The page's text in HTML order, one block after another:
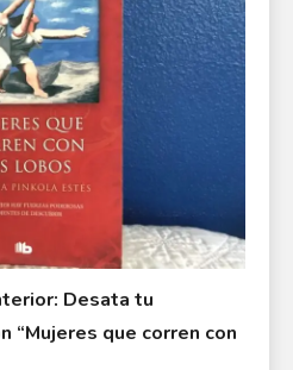
Desata tu
“Mujeres que corren con